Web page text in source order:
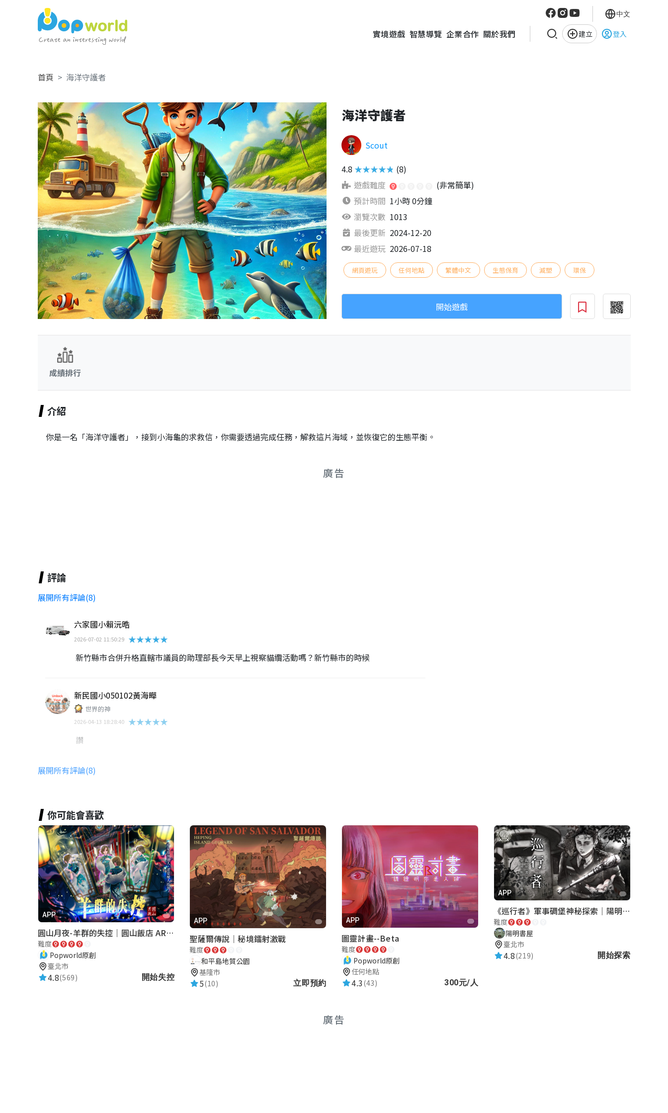
實境遊戲 智慧導覽 企業合作 關於我們 建立 登入
中文
首頁 海洋守護者
海洋守護者
Scout
4.8 ★★★★★ (8)
遊戲難度
(非常簡單)
預計時間 1小時 0分鐘
瀏覽次數 1013
最後更新 2024-12-20
最近遊玩 2026-07-18
網頁遊玩 任何地點 繁體中文 生態保育 減塑 環保
開始遊戲
成績排行
介紹
你是一名「海洋守護者」，接到小海龜的求救信，你需要透過完成任務，解救這片海域，並恢復它的生態平衡。
廣告
評論
展開所有評論(8)
六家國小賴沅晧
2026-07-02 11:50:29 ★★★★★
新竹縣市合併升格直轄市議員的助理部長今天早上視察貓纜活動嗎？新竹縣市的時候
新民國小050102黃海曄
世界的神
2026-04-13 18:28:40 ★★★★★
讚
邱永舜
好玩，用遊戲學習生態保育的知識
六家國小范竣皓
2026-07-02 11:42:52 ★★★★★
James Chen
2026-05-15 09:00:44 ★★★★★
27李佶真
2026-03-23 15:00:55 ★★★★★
展開所有評論(8)
你可能會喜歡
APP
圓山月夜-羊群的失控｜圓山飯店 ARG實境解謎遊戲
難度
Popworld原創
臺北市
4.8(569) 開始失控
APP
聖薩爾傳說｜秘境鐳射激戰
難度
和平島地質公園
基隆市
5(10) 立即預約
APP
圖靈計畫--Beta
難度
Popworld原創
任何地點
4.3(43) 300元/人
APP
《巡行者》軍事碉堡神秘探索｜陽明書屋實境遊戲
難度
陽明書屋
臺北市
4.8(219) 開始探索
廣告